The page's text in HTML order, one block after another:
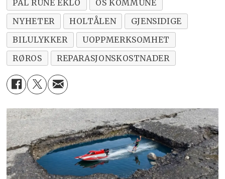
PÅL RUNE EKLO
OS KOMMUNE
NYHETER
HOLTÅLEN
GJENSIDIGE
BILULYKKER
UOPPMERKSOMHET
RØROS
REPARASJONSKOSTNADER